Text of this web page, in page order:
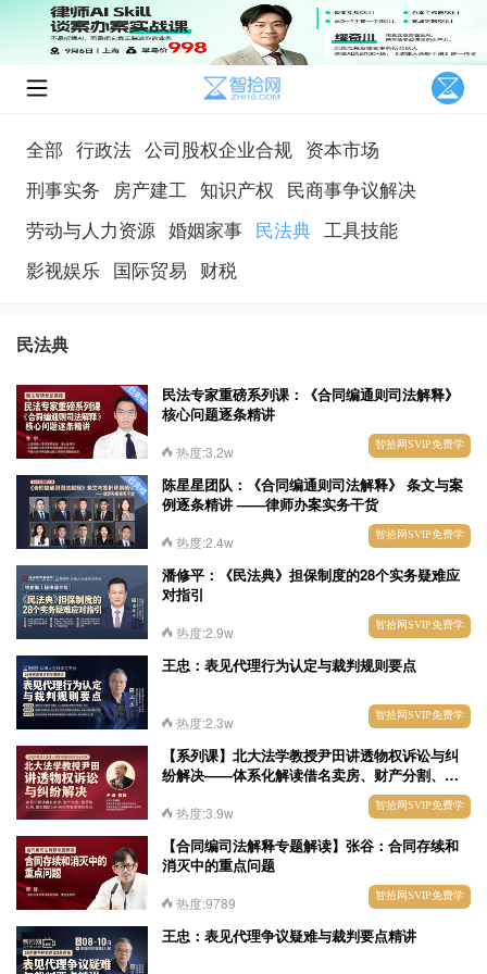
全部 行政法 公司股权企业合规 资本市场
刑事实务 房产建工 知识产权 民商事争议解决
劳动与人力资源 婚姻家事 民法典 工具技能
影视娱乐 国际贸易 财税
民法典
民法专家重磅系列课：《合同编通则司法解释》
核心问题逐条精讲
热度:3.2w 智拾网SVIP免费学
陈星星团队：《合同编通则司法解释》 条文与案
例逐条精讲 ——律师办案实务干货
热度:2.4w 智拾网SVIP免费学
潘修平：《民法典》担保制度的28个实务疑难应
对指引
热度:2.9w 智拾网SVIP免费学
王忠：表见代理行为认定与裁判规则要点
热度:2.3w 智拾网SVIP免费学
【系列课】北大法学教授尹田讲透物权诉讼与纠
纷解决——体系化解读借名卖房、财产分割、租
赁物纠纷、建筑物区分所有权等各类物权争议
热度:3.9w 智拾网SVIP免费学
【合同编司法解释专题解读】张谷：合同存续和
消灭中的重点问题
热度:9789 智拾网SVIP免费学
王忠：表见代理争议疑难与裁判要点精讲